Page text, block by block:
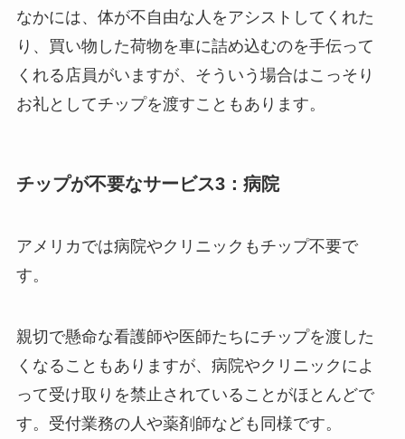
なかには、体が不自由な人をアシストしてくれた
り、買い物した荷物を車に詰め込むのを手伝って
くれる店員がいますが、そういう場合はこっそり
お礼としてチップを渡すこともあります。
チップが不要なサービス3：病院
アメリカでは病院やクリニックもチップ不要で
す。
親切で懸命な看護師や医師たちにチップを渡した
くなることもありますが、病院やクリニックによ
って受け取りを禁止されていることがほとんどで
す。受付業務の人や薬剤師なども同様です。